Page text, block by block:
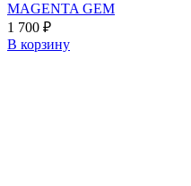
MAGENTA GEM
1 700 ₽
В корзину